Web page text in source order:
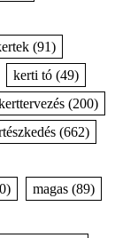
(91)
kerti tó(49)
(200)
(662)
magas(89)